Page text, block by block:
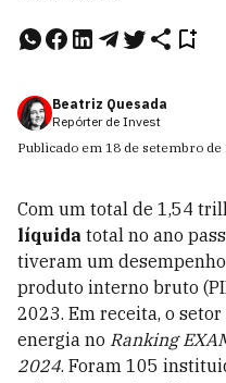
Beatriz Quesada
Repórter de Invest
Publicado em 18 de setembro de
Com um total de 1,54
líquida total no ano
tiveram um
produto interno bruto
2023. Em receita, o
energia no Ranking
2024. Foram 105